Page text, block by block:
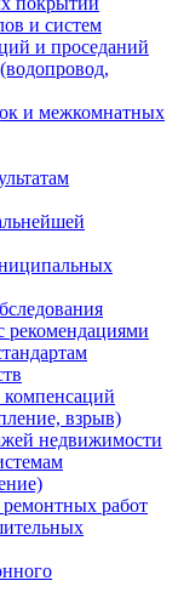
и систем
и проседаний
и межкомнатных
рекомендациями
взрыв)
недвижимости
работ